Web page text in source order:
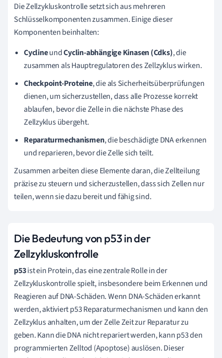
Die Zellzykluskontrolle setzt sich aus mehreren
Schlüsselkomponenten zusammen. Einige dieser
Komponenten beinhalten:
CyclineundCyclin-abhängige Kinasen (Cdks), die
zusammen als Hauptregulatoren des Zellzyklus wirken.
Checkpoint-Proteine, die als Sicherheitsüberprüfungen
dienen, um sicherzustellen, dass alle Prozesse korrekt
ablaufen, bevor die Zelle in die nächste Phase des
Zellzyklus übergeht.
Reparaturmechanismen, die beschädigte DNA erkennen
und reparieren, bevor die Zelle sich teilt.
Zusammen arbeiten diese Elemente daran, die Zellteilung
präzise zu steuern und sicherzustellen, dass sich Zellen nur
teilen, wenn sie dazu bereit und fähig sind.
Die Bedeutung von p53 in der
Zellzykluskontrolle
p53ist ein Protein, das eine zentrale Rolle in der
Zellzykluskontrolle spielt, insbesondere beim Erkennen und
Reagieren auf DNA-Schäden. Wenn DNA-Schäden erkannt
werden, aktiviert p53 Reparaturmechanismen und kann den
Zellzyklus anhalten, um der Zelle Zeit zur Reparatur zu
geben. Kann die DNA nicht repariert werden, kann p53 den
programmierten Zelltod (Apoptose) auslösen. Dieser